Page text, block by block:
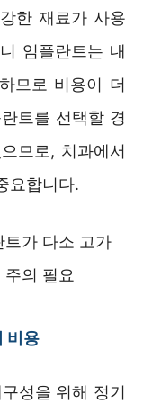
한 재료가 사용
임플란트는 내
므로 비용이 더
트를 선택할 경
므로, 치과에서
요합니다.
트가 다소 고가
주의 필요
비용
성을 위해 정기